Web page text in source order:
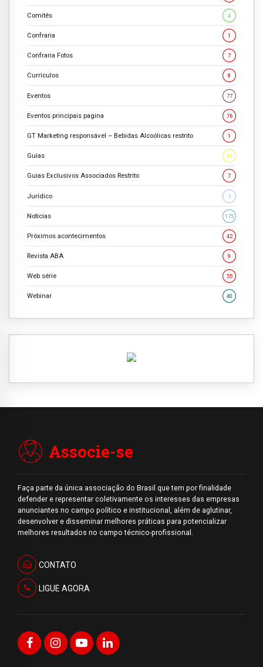
Comitês 4
Confraria 1
Confraria Fotos 7
Currículos 8
Eventos 77
Eventos principais pagina 76
GT Marketing responsável – Bebidas Alcoólicas restrito 1
Guias 16
Guias Exclusivos Associados Restrito 7
Jurídico 3
Notícias 175
Próximos acontecimentos 42
Revista ABA 9
Web série 55
Webinar 40
Associe-se
Faça parte da única associação do Brasil que tem por finalidade
defender e representar coletivamente os interesses das empresas
anunciantes no campo político e institucional, além de aglutinar,
desenvolver e disseminar melhores práticas para potencializar
melhores resultados no campo técnico-profissional.
CONTATO
LIGUE AGORA